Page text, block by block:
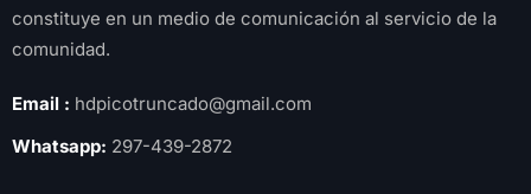
constituye en un medio de comunicación al servicio de la
comunidad.
Email : hdpicotruncado@gmail.com
Whatsapp: 297-439-2872